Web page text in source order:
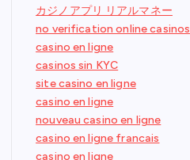
カジノアプリ リアルマネー
no verification online casinos
casino en ligne
casinos sin KYC
site casino en ligne
casino en ligne
nouveau casino en ligne
casino en ligne francais
casino en ligne